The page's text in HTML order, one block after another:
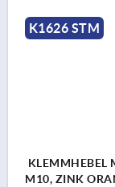
K1626 STM
KLEMMHEBEL
M10, ZINK